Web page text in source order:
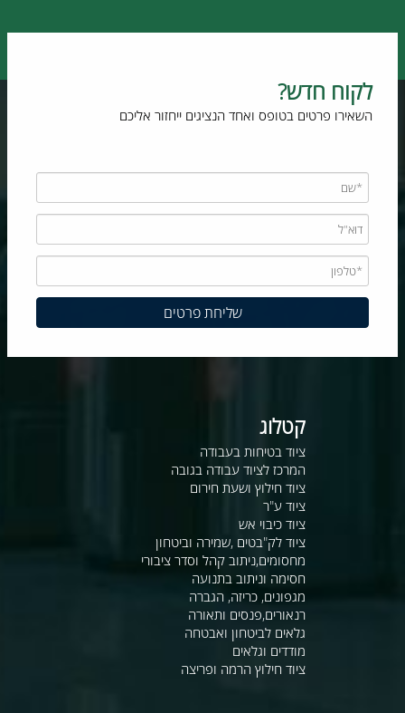
לקוח חדש?
השאירו פרטים בטופס ואחד הנציגים ייחזור אליכם
קטלוג
ציוד בטיחות בעבודה
המרכז לציוד עבודה בגובה
ציוד חילוץ ושעת חירום
ציוד ע"ר
ציוד כיבוי אש
ציוד לק"בטים ,שמירה וביטחון
מחסומים,ניתוב קהל וסדר ציבורי
חסימה וניתוב בתנועה
מגפונים, כריזה, הגברה
רנאורים,פנסים ותאורה
גלאים לביטחון ואבטחה
מודדים וגלאים
ציוד חילוץ הרמה ופריצה